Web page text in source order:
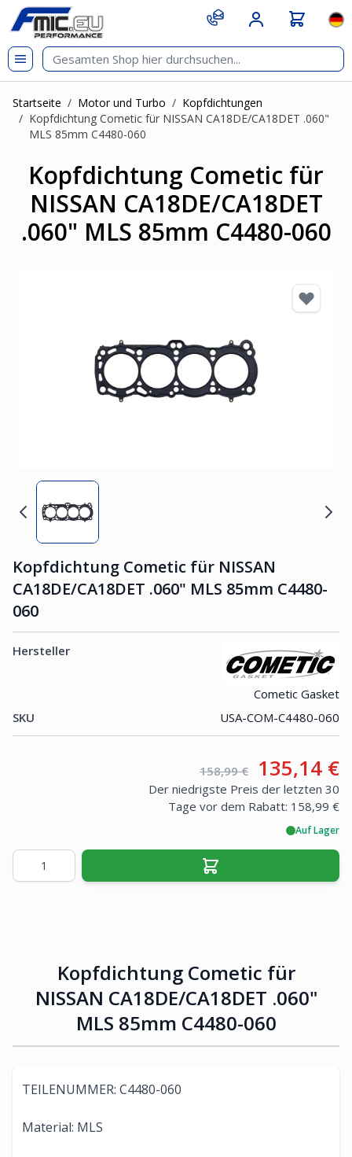
Zum Inhalt springen
git s
Startseite / Motor und Turbo / Kopfdichtungen
/ Kopfdichtung Cometic für NISSAN CA18DE/CA18DET .060"
MLS 85mm C4480-060
Kopfdichtung Cometic für
NISSAN CA18DE/CA18DET
.060" MLS 85mm C4480-060
Kopfdichtung Cometic für NISSAN
CA18DE/CA18DET .060" MLS 85mm C4480-
060
Hersteller
Cometic Gasket
SKU
USA-COM-C4480-060
Retail price:
158,99 € Your
135,14 €
Der niedrigste Preis der letzten 30
Tage vor dem Rabatt: 158,99 €
Auf Lager
Menge
Kopfdichtung Cometic für
NISSAN CA18DE/CA18DET .060"
MLS 85mm C4480-060
TEILENUMMER: C4480-060
Material: MLS